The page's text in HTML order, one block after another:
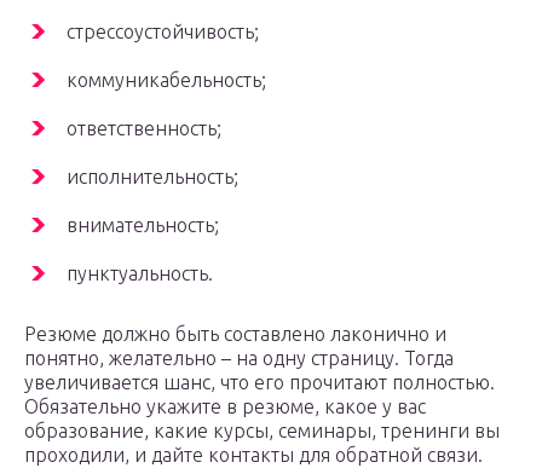
стрессоустойчивость;
коммуникабельность;
ответственность;
исполнительность;
внимательность;
пунктуальность.
Резюме должно быть составлено лаконично и
понятно, желательно – на одну страницу. Тогда
увеличивается шанс, что его прочитают полностью.
Обязательно укажите в резюме, какое у вас
образование, какие курсы, семинары, тренинги вы
проходили, и дайте контакты для обратной связи.